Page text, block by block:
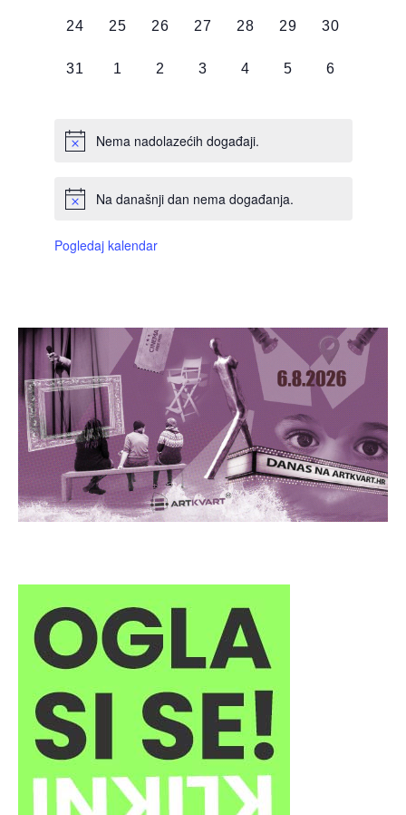
0
24
0
25
0
26
0
27
0
28
0
29
0
30
0
31
0
1
0
2
0
3
0
4
0
5
0
6
Nema nadolazećih događaji.
Na današnji dan nema događanja.
Pogledaj kalendar